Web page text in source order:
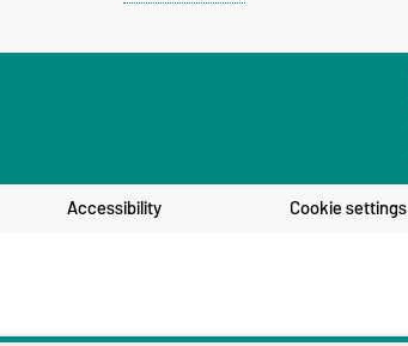
Accessibility Cookie settings